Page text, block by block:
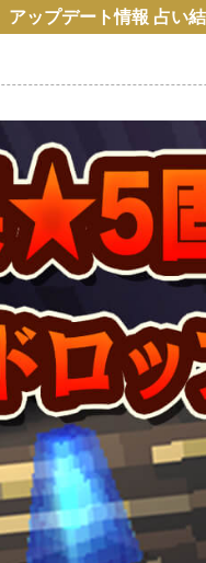
アップデート情報 占い